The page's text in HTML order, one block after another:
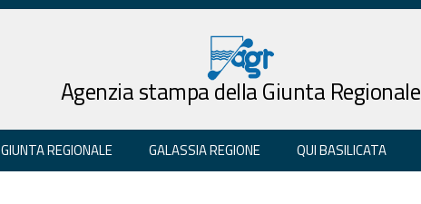
Agenzia stampa della Giunta Regionale
GIUNTA REGIONALE GALASSIA REGIONE QUI BASILICATA